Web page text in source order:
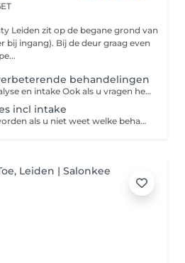
Leiden zit op de begane grond van
bij ingang). Bij de deur graag even
behandelingen
Nieuw? Start met huidanalyse en intake Ook als u vragen heeft over de behandelingen. Ik stel in overleg met u een behandelplan op maat op.
incl intake
Deze optie kan geboekt worden als u niet weet welke behandeling geschikt is. De behandeling wordt afgestemd op de behoeften van de huid en altijd in overleg. Er kan ook een behandelplan worden opgesteld voor beter resultaat. De prijs is een vanaf prijs.